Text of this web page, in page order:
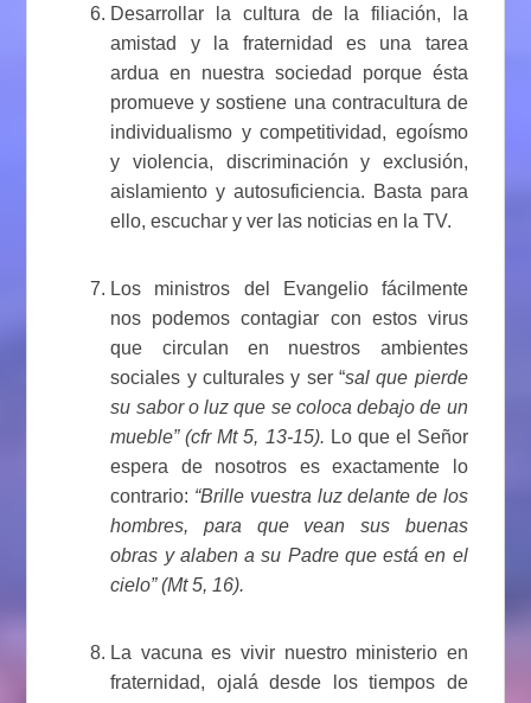
Desarrollar la cultura de la filiación, la
amistad y la fraternidad es una tarea
ardua en nuestra sociedad porque ésta
promueve y sostiene una contracultura de
individualismo y competitividad, egoísmo
y violencia, discriminación y exclusión,
aislamiento y autosuficiencia. Basta para
ello, escuchar y ver las noticias en la TV.
Los ministros del Evangelio fácilmente
nos podemos contagiar con estos virus
que circulan en nuestros ambientes
sociales y culturales y ser “sal que pierde
su sabor o luz que se coloca debajo de un
mueble” (cfr Mt 5, 13-15). Lo que el Señor
espera de nosotros es exactamente lo
contrario: “Brille vuestra luz delante de los
hombres, para que vean sus buenas
obras y alaben a su Padre que está en el
cielo” (Mt 5, 16).
La vacuna es vivir nuestro ministerio en
fraternidad, ojalá desde los tiempos de